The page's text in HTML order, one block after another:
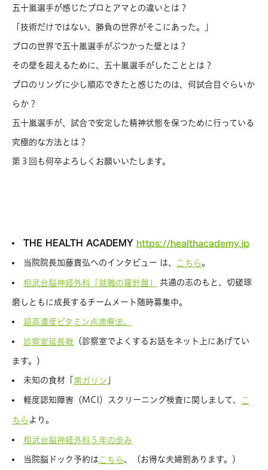
五十嵐選手が感じたプロとアマとの違いとは？
「技術だけではない、勝負の世界がそこにあった。」
プロの世界で五十嵐選手がぶつかった壁とは？
その壁を超えるために、五十嵐選手がしたこととは？
プロのリングに少し順応できたと感じたのは、何試合目ぐらいか
らか？
五十嵐選手が、試合で安定した精神状態を保つために行っている
究極的な方法とは？
第３回も何卒よろしくお願いいたします。
THE HEALTH ACADEMY https://healthacademy.jp
当院院長加藤貴弘へのインタビュー は、 こちら 。
相武台脳神経外科「就職の羅針盤」 共通の志のもと、切磋琢
磨しともに成長するチームメート随時募集中。
超高濃度ビタミン点滴療法。
診察室延長戦 （診察室でよくするお話をネット上にあげてい
ます。）
未知の食材「 黒ガリン
軽度認知障害（MCI）スクリーニング検査に関しまして、 こ
ちら より。
相武台脳神経外科５年の歩み
当院脳ドック予約は こちら、（お得な夫婦割あります。）